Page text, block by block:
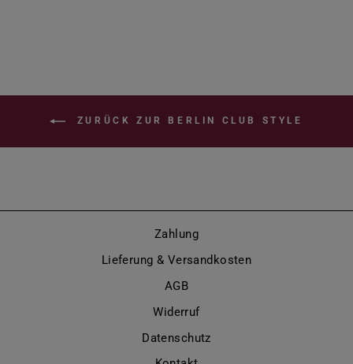
ZURÜCK ZUR BERLIN CLUB STYLE
Zahlung
Lieferung & Versandkosten
AGB
Widerruf
Datenschutz